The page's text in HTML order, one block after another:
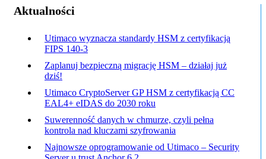
Aktualności
Utimaco wyznacza standardy HSM z certyfikacją
FIPS 140-3
Zaplanuj bezpieczną migrację HSM – działaj już
dziś!
Utimaco CryptoServer GP HSM z certyfikacją CC
EAL4+ eIDAS do 2030 roku
Suwerenność danych w chmurze, czyli pełna
kontrola nad kluczami szyfrowania
Najnowsze oprogramowanie od Utimaco – Security